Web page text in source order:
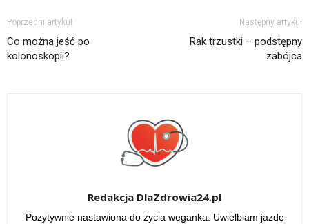
Poprzedni artykuł
Co można jeść po
kolonoskopii?
Następny artykuł
Rak trzustki – podstępny
zabójca
Redakcja DlaZdrowia24.pl
Pozytywnie nastawiona do życia weganka. Uwielbiam jazdę